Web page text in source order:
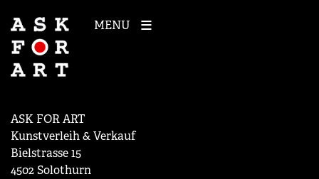
MENU
ASK FOR ART
Kunstverleih & Verkauf
Bielstrasse 15
4502 Solothurn